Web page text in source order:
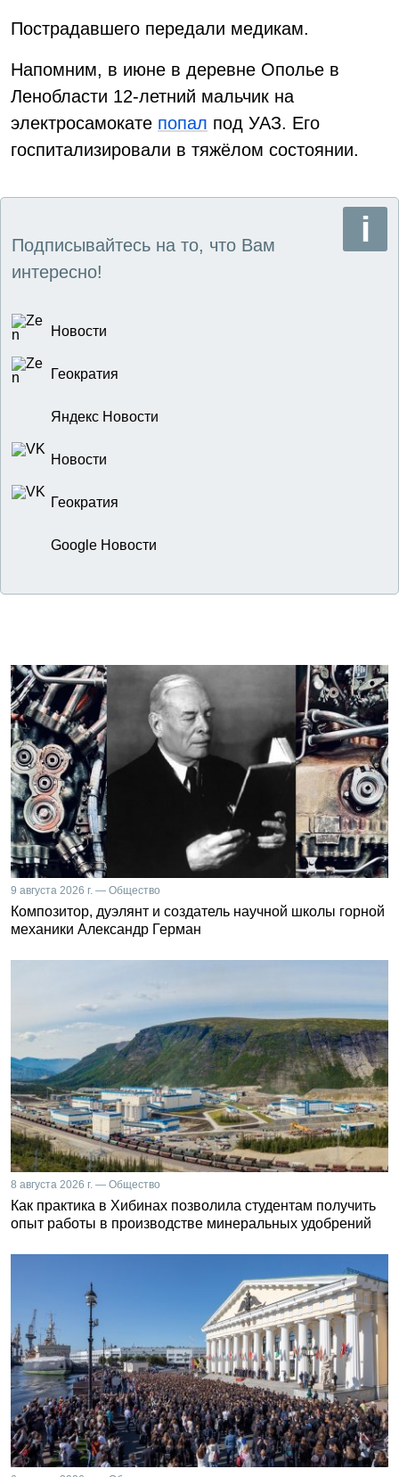
Пострадавшего передали медикам.
Напомним, в июне в деревне Ополье в
Ленобласти 12-летний мальчик на
электросамокате попал под УАЗ. Его
госпитализировали в тяжёлом состоянии.
Подписывайтесь на то, что Вам
интересно!
Новости
Геократия
Яндекс Новости
Новости
Геократия
Google Новости
9 августа 2026 г. — Общество
Композитор, дуэлянт и создатель научной школы горной
механики Александр Герман
8 августа 2026 г. — Общество
Как практика в Хибинах позволила студентам получить
опыт работы в производстве минеральных удобрений